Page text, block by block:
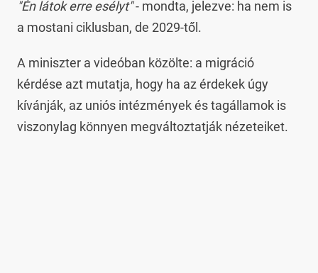
"Én látok erre esélyt"- mondta, jelezve: ha nem is
a mostani ciklusban, de 2029-től.
A miniszter a videóban közölte: a migráció
kérdése azt mutatja, hogy ha az érdekek úgy
kívánják, az uniós intézmények és tagállamok is
viszonylag könnyen megváltoztatják nézeteiket.